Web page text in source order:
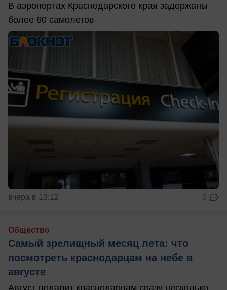
В аэропортах Краснодарского края задержаны
более 60 самолетов
вчера в 13:12 0
Общество
Самый зрелищный месяц лета: что
посмотреть краснодарцам на небе в
августе